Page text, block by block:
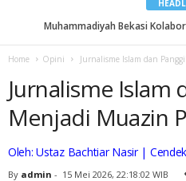
d
Muhammadiyah Bekasi
Home Opini Jurnalisme Islam dan
Jurnalisme Islam
Menjadi Muazin
Oleh: Ustaz Bachtiar Nasir |
By admin - 15 Mei 2026, 22:18:02 WIB